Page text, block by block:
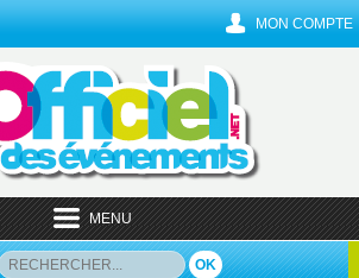
MON COMPTE
MENU
OK